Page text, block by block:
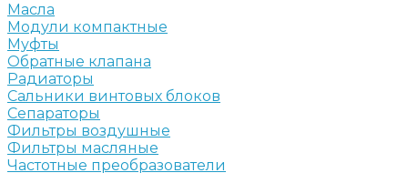
Масла
Модули компактные
Муфты
Обратные клапана
Радиаторы
Сальники винтовых блоков
Сепараторы
Фильтры воздушные
Фильтры масляные
Частотные преобразователи